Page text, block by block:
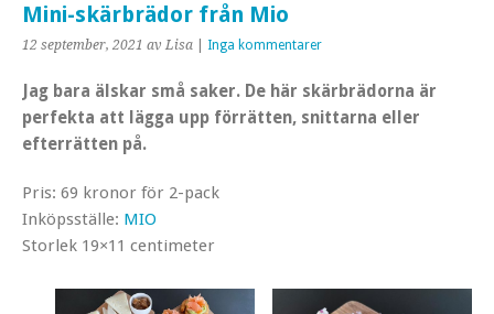
Mini-skärbrädor från Mio
12 september, 2021 av Lisa Inga kommentarer
Jag bara älskar små saker. De här skärbrädorna är
perfekta att lägga upp förrätten, snittarna eller
efterrätten på.
Pris: 69 kronor för 2-pack
Inköpsställe: MIO
Storlek 19×11 centimeter